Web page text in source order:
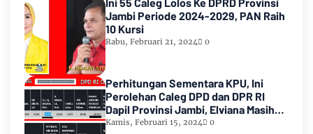
Jambi Periode 2024-2029, PAN Raih
10 Kursi
Rabu, Februari 21, 2024 0
Perhitungan Sementara KPU, Ini
Perolehan Caleg DPD dan DPR RI
Dapil Provinsi Jambi, Elviana Masih
Urutan Kedua Teratas
Kamis, Februari 15, 2024 0